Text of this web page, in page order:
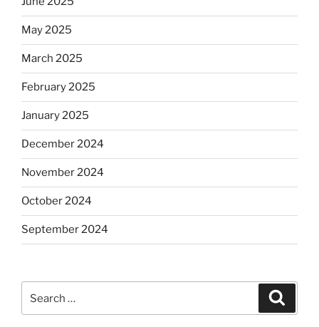
May 2025
March 2025
February 2025
January 2025
December 2024
November 2024
October 2024
September 2024
for: